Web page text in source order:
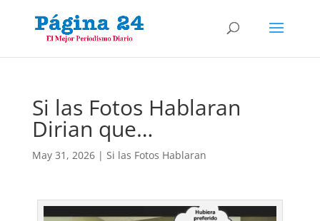
Si las Fotos Hablaran
Dirian que…
May 31, 2026| Si las Fotos Hablaran